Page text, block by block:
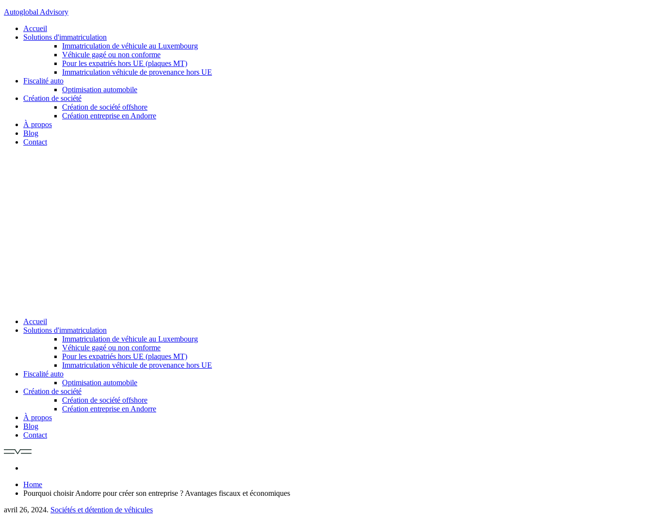
Autoglobal Advisory
Accueil
Solutions d'immatriculation
Immatriculation de véhicule au Luxembourg
Véhicule gagé ou non conforme
Pour les expatriés hors UE (plaques MT)
Immatriculation véhicule de provenance hors UE
Fiscalité auto
Optimisation automobile
Création de société
Création de société offshore
Création entreprise en Andorre
À propos
Blog
Contact
Accueil
Solutions d'immatriculation
Immatriculation de véhicule au Luxembourg
Véhicule gagé ou non conforme
Pour les expatriés hors UE (plaques MT)
Immatriculation véhicule de provenance hors UE
Fiscalité auto
Optimisation automobile
Création de société
Création de société offshore
Création entreprise en Andorre
À propos
Blog
Contact
Home
Pourquoi choisir Andorre pour créer son entreprise ? Avantages fiscaux et économiques
avril 26, 2024. Sociétés et détention de véhicules